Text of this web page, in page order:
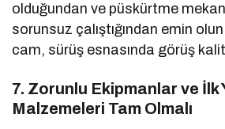
olduğundan ve püskürtme
sorunsuz çalıştığından emin
cam, sürüş esnasında görüş
7. Zorunlu Ekipmanlar ve İlk
Malzemeleri Tam Olmalı